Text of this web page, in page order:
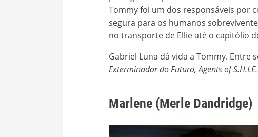
Tommy foi um dos responsáveis por
segura para os humanos
no transporte de Ellie até o capitólio
Gabriel Luna dá vida a Tommy. Entre
Exterminador do Futuro, Agents of
Marlene (Merle Dandridge)